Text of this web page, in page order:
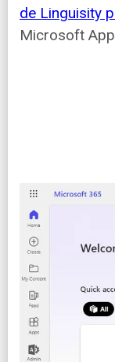
de Linguisity
Microsoft